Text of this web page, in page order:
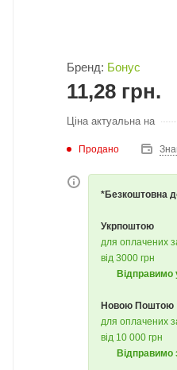
Бренд: Бонус
11,28 грн.
Ціна актуальна на
Продано
*Безкоштовна
Укрпоштою
для оплачених
від 3000 грн
Відправимо
Новою Поштою
для оплачених
від 10 000 грн
Відправимо